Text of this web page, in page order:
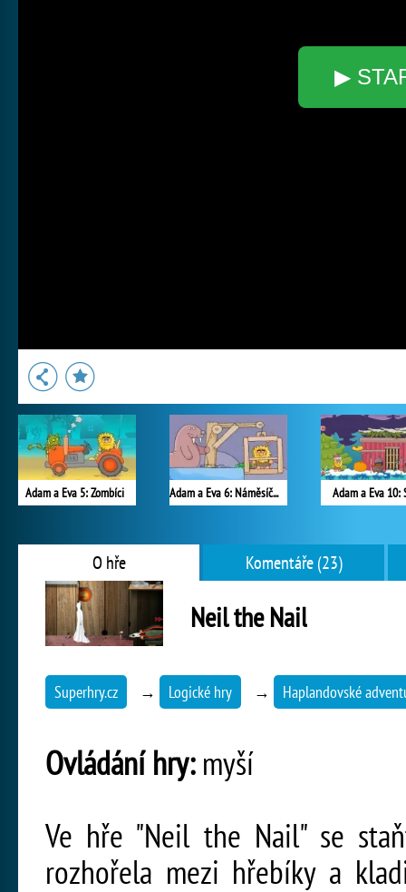
▶
Adam a Eva 5: Zombíci Adam a Eva 6: Náměsíčnost Adam a Eva 10:
O hře Komentáře (23)
Neil the Nail
Superhry.cz → Logické hry → Haplandovské
Ovládání hry:myší
Ve hře "Neil the Nail" se
rozhořela mezi hřebíky a